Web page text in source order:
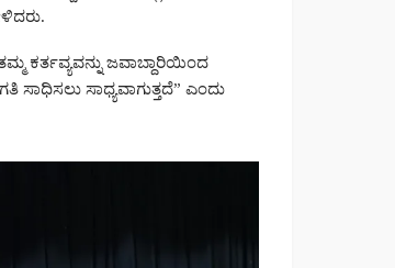
ಕರ್ತವ್ಯವನ್ನು ಜವಾಬ್ದಾರಿಯಿಂದ
ಸಾಧಿಸಲು ಸಾಧ್ಯವಾಗುತ್ತದೆ” ಎಂದು